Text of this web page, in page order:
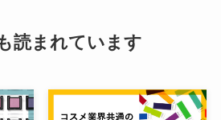
読まれています